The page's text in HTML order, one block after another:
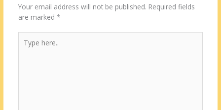
Your email address will not be published. Required fields
are marked *
here..